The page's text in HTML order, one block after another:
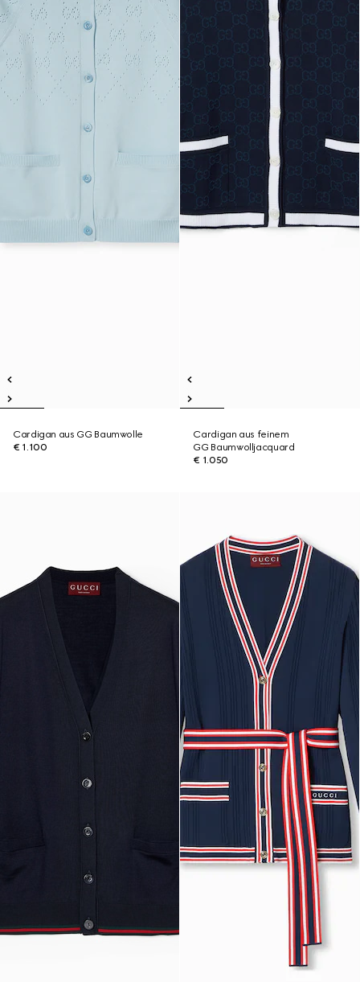
Cardigan aus GG Baumwolle
€ 1.100
Cardigan aus feinem
GG Baumwolljacquard
€ 1.050